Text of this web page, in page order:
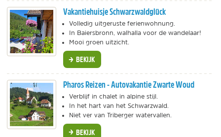
Vakantiehuisje Schwarzwaldglück
Volledig uitgeruste ferienwohnung.
In Baiersbronn, walhalla voor de wandelaar!
Mooi groen uitzicht.
BEKIJK
Pharos Reizen - Autovakantie Zwarte Woud
Verblijf in chalet in alpine stijl.
In het hart van het Schwarzwald.
Niet ver van Triberger watervallen.
BEKIJK